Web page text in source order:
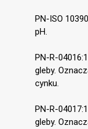
PN-ISO
pH.
PN-R-
gleby.
cynku.
PN-R-
gleby.